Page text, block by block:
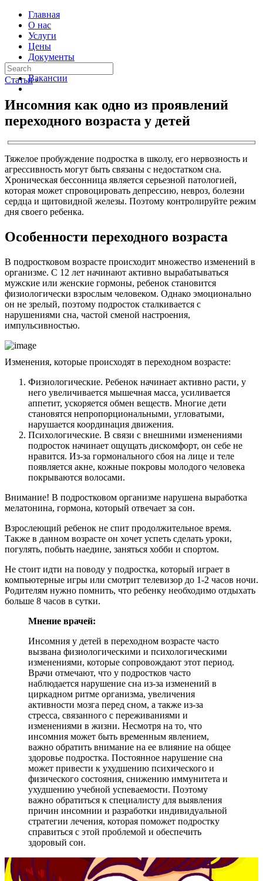
Главная
О нас
Услуги
Цены
Документы
Контакты
Вакансии
Статьи ›
Инсомния как одно из проявлений
переходного возраста у детей
Тяжелое пробуждение подростка в школу, его нервозность и
агрессивность могут быть связаны с недостатком сна.
Хроническая бессонница является серьезной патологией,
которая может спровоцировать депрессию, невроз, болезни
сердца и щитовидной железы. Поэтому контролируйте режим
дня своего ребенка.
Особенности переходного возраста
В подростковом возрасте происходит множество изменений в
организме. С 12 лет начинают активно вырабатываться
мужские или женские гормоны, ребенок становится
физиологически взрослым человеком. Однако эмоционально
он не зрелый, поэтому подросток сталкивается с
нарушениями сна, частой сменой настроения,
импульсивностью.
Изменения, которые происходят в переходном возрасте:
Физиологические. Ребенок начинает активно расти, у
него увеличивается мышечная масса, усиливается
аппетит, ускоряется обмен веществ. Многие дети
становятся непропорциональными, угловатыми,
нарушается координация движения.
Психологические. В связи с внешними изменениями
подросток начинает ощущать дискомфорт, он себе не
нравится. Из-за гормонального сбоя на лице и теле
появляется акне, кожные покровы молодого человека
покрываются волосами.
Внимание! В подростковом организме нарушена выработка
мелатонина, гормона, который отвечает за сон.
Взрослеющий ребенок не спит продолжительное время.
Также в данном возрасте он хочет успеть сделать уроки,
погулять, побыть наедине, заняться хобби и спортом.
Не стоит идти на поводу у подростка, который играет в
компьютерные игры или смотрит телевизор до 1-2 часов ночи.
Родителям нужно помнить, что ребенку необходимо отдыхать
больше 8 часов в сутки.
Мнение врачей:
Инсомния у детей в переходном возрасте часто
вызвана физиологическими и психологическими
изменениями, которые сопровождают этот период.
Врачи отмечают, что у подростков часто
наблюдается нарушение сна из-за изменений в
циркадном ритме организма, увеличения
активности мозга перед сном, а также из-за
стресса, связанного с переживаниями и
изменениями в жизни. Несмотря на то, что
инсомния может быть временным явлением,
важно обратить внимание на ее влияние на общее
здоровье подростка. Постоянное нарушение сна
может привести к ухудшению психического и
физического состояния, снижению иммунитета и
ухудшению учебной успеваемости. Поэтому
важно обратиться к специалисту для выявления
причин инсомнии и разработки индивидуальной
стратегии лечения, которая поможет подростку
справиться с этой проблемой и обеспечить
здоровый сон.